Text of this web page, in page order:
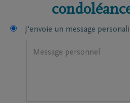
J'envoie un message